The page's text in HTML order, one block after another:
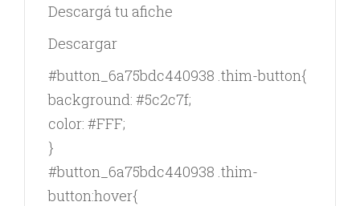
Descargá tu afiche
Descargar
#button_6a75bdc440938 .thim-button{
background: #5c2c7f;
color: #FFF;
}
#button_6a75bdc440938 .thim-
button:hover{